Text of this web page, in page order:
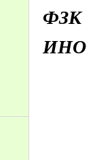
ФЗК
ИНО